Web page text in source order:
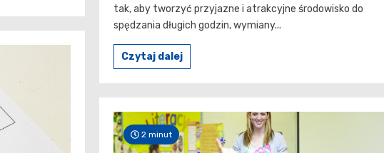
tak, aby tworzyć przyjazne i atrakcyjne środowisko do
spędzania długich godzin, wymiany...
Czytaj dalej
2 minut